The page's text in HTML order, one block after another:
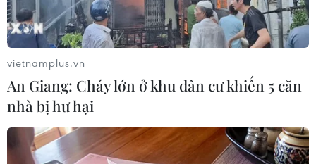
chống Mỹ” của BRICS, Điện
Kremlin khẳng định BRICS chưa
bao giờ hoạt động nhằm chống
phá các nước khác
(TTXVN/Vietnam+)
vietnamplus.vn
An Giang: Cháy lớn ở khu dân cư khiến 5 căn
nhà bị hư hại